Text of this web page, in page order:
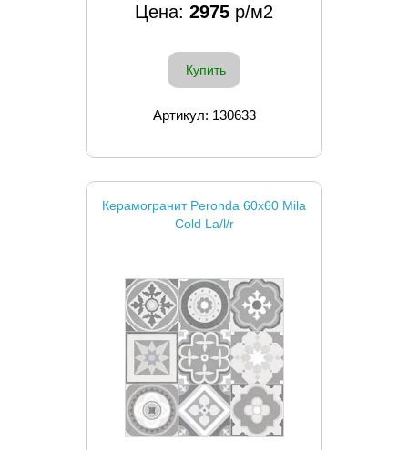
Цена: 2975 р/м2
Купить
Артикул: 130633
Керамогранит Peronda 60x60 Mila
Cold La/l/r